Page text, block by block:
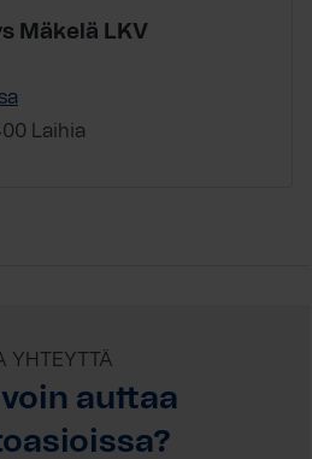
Mäkelä LKV
Laihia
YHTEYTTÄ
auttaa